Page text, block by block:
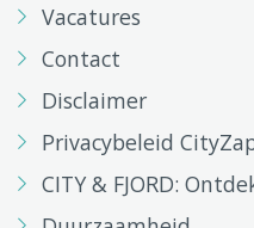
Vacatures
Contact
Disclaimer
Privacybeleid
CITY & FJORD: